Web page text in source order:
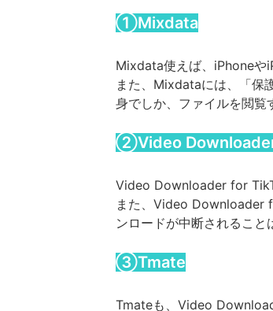
①Mixdata
Mixdata使えば、iPhoneや
また、Mixdataには、「保
身でしか、ファイルを閲覧
②Video
Video Downloader for
また、Video Downloader
ンロードが中断されること
③Tmate
Tmateも、Video